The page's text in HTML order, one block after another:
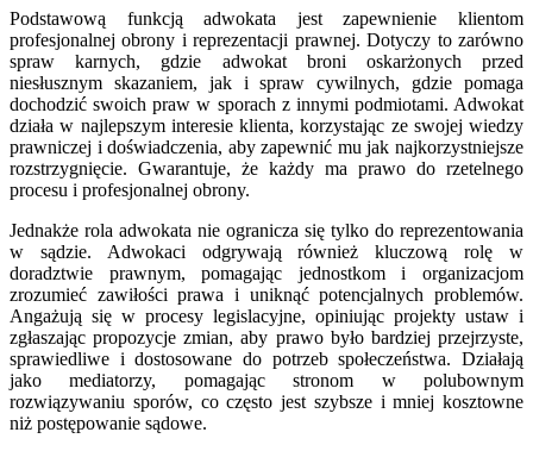
Podstawową funkcją adwokata jest zapewnienie klientom
profesjonalnej obrony i reprezentacji prawnej. Dotyczy to zarówno
spraw karnych, gdzie adwokat broni oskarżonych przed
niesłusznym skazaniem, jak i spraw cywilnych, gdzie pomaga
dochodzić swoich praw w sporach z innymi podmiotami. Adwokat
działa w najlepszym interesie klienta, korzystając ze swojej wiedzy
prawniczej i doświadczenia, aby zapewnić mu jak najkorzystniejsze
rozstrzygnięcie. Gwarantuje, że każdy ma prawo do rzetelnego
procesu i profesjonalnej obrony.
Jednakże rola adwokata nie ogranicza się tylko do reprezentowania
w sądzie. Adwokaci odgrywają również kluczową rolę w
doradztwie prawnym, pomagając jednostkom i organizacjom
zrozumieć zawiłości prawa i uniknąć potencjalnych problemów.
Angażują się w procesy legislacyjne, opiniując projekty ustaw i
zgłaszając propozycje zmian, aby prawo było bardziej przejrzyste,
sprawiedliwe i dostosowane do potrzeb społeczeństwa. Działają
jako mediatorzy, pomagając stronom w polubownym
rozwiązywaniu sporów, co często jest szybsze i mniej kosztowne
niż postępowanie sądowe.